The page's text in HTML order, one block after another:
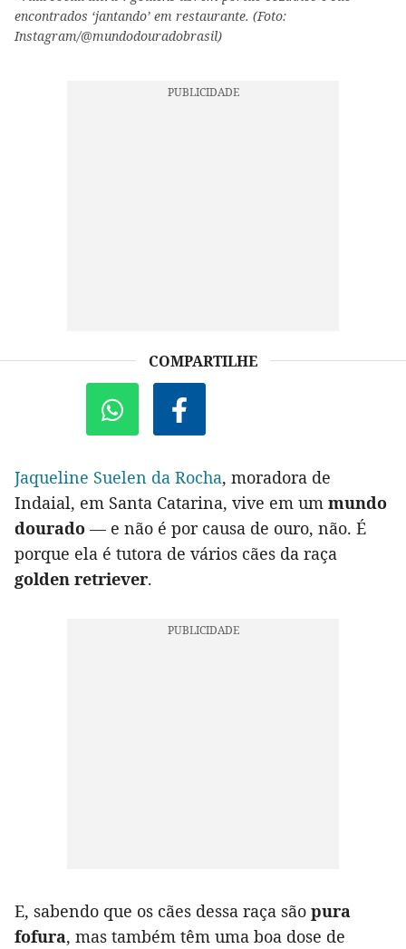
encontrados ‘jantando’ em restaurante. (Foto:
Instagram/@mundodouradobrasil)
COMPARTILHE
Jaqueline Suelen da Rocha, moradora de
Indaial, em Santa Catarina, vive em um mundo
dourado — e não é por causa de ouro, não. É
porque ela é tutora de vários cães da raça
golden retriever.
E, sabendo que os cães dessa raça são pura
fofura, mas também têm uma boa dose de